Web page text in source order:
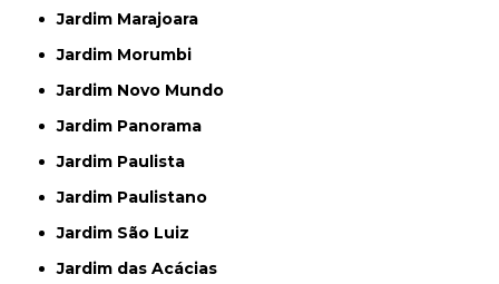
Jardim Marajoara
Jardim Morumbi
Jardim Novo Mundo
Jardim Panorama
Jardim Paulista
Jardim Paulistano
Jardim São Luiz
Jardim das Acácias